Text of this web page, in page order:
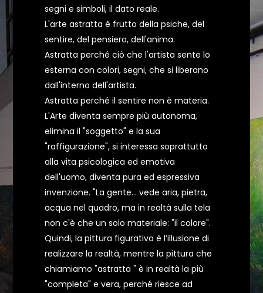
segni e simboli, il dato reale.
L'arte astratta è frutto della psiche, del
sentire, del pensiero, dell'anima.
Astratta perché ciò che l'artista sente lo
esterna con colori, segni, che si liberano
dall'interno dell'artista.
Astratta perché il sentire non è materia.
L'Arte diventa sempre più autonoma,
elimina il "soggetto" e la sua
"raffigurazione", si interessa soprattutto
alla vita psicologica ed emotiva
dell'uomo, diventa pura ed espressiva
invenzione. "La gente... vede aria, pietra,
acqua nel quadro, ma in realtà sulla tela
non c'è che un solo materiale: "il colore".
Quindi, la pittura figurativa è l’illusione di
realizzare la realtà, mentre la pittura che
chiamiamo "astratta " è in realtà la più
"completa" e vera, perché riesce ad